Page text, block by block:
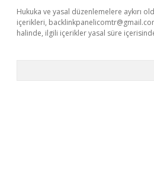
Hukuka ve yasal düzenlemelere aykırı
içerikleri,
halinde, ilgili içerikler yasal süre